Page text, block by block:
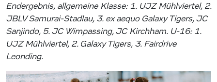
Endergebnis, allgemeine Klasse: 1. UJZ Mühlviertel, 2.
JBLV Samurai-Stadlau, 3. ex aequo Galaxy Tigers, JC
Sanjindo, 5. JC Wimpassing, JC Kirchham. U-16: 1.
UJZ Mühlviertel, 2. Galaxy Tigers, 3. Fairdrive
Leonding.